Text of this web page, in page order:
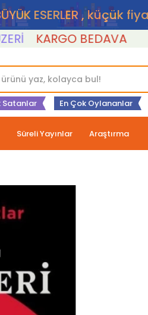
ESERLER , küçük
KARGO BEDAVA
Satanlar En Çok Oylananlar
Süreli Yayınlar Araştırma